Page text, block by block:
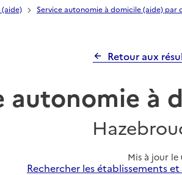
Service autonomie à domicile (aide) par
Retour aux
autonomie à
Mis à jour le
Rechercher les établissements